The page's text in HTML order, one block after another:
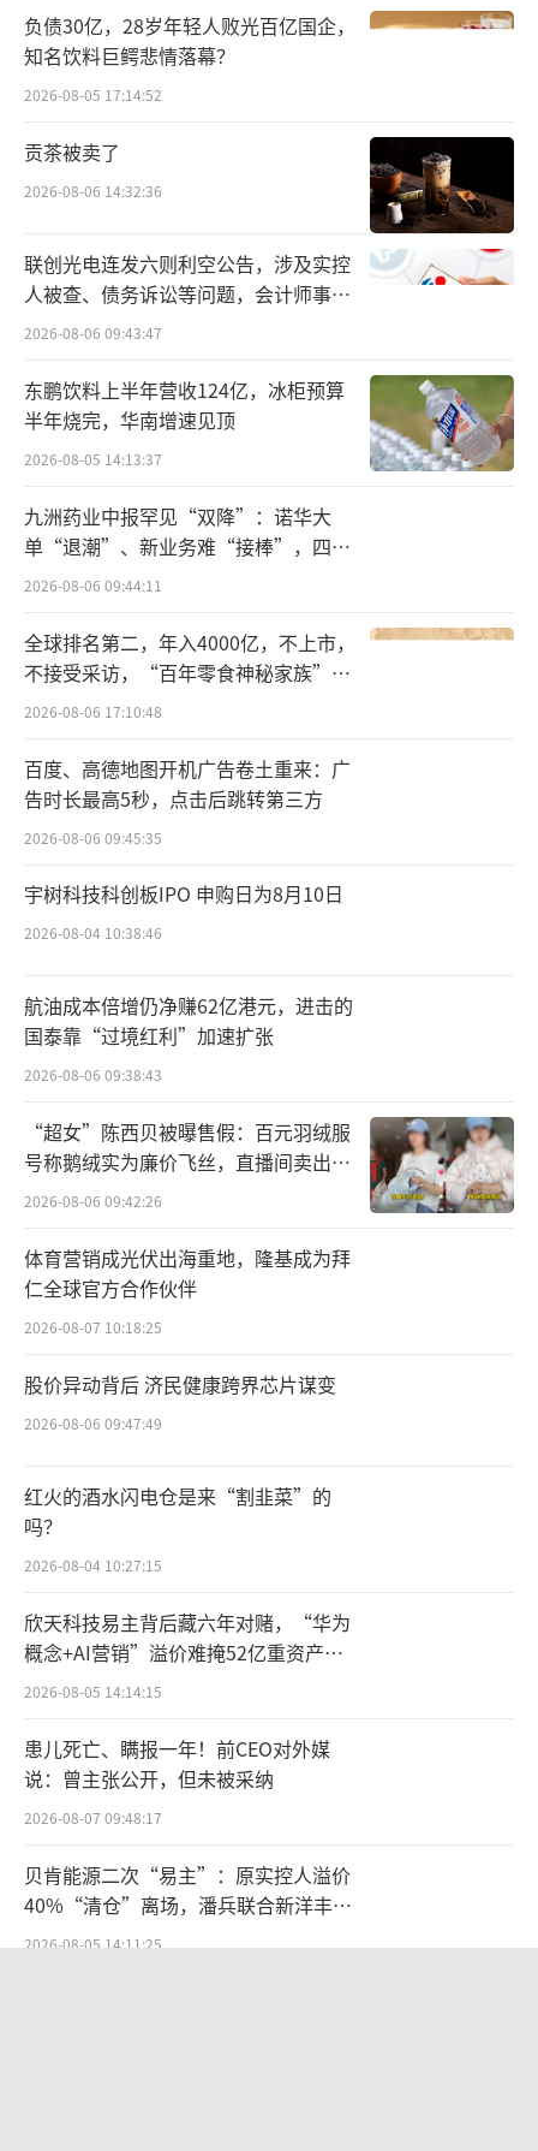
负债30亿，28岁年轻人败光百亿国企，
知名饮料巨鳄悲情落幕？
2026-08-05 17:14:52
贡茶被卖了
2026-08-06 14:32:36
联创光电连发六则利空公告，涉及实控
人被查、债务诉讼等问题，会计师事务
所曾出具“保留意见”
2026-08-06 09:43:47
东鹏饮料上半年营收124亿，冰柜预算
半年烧完，华南增速见顶
2026-08-05 14:13:37
九洲药业中报罕见“双降”：诺华大
单“退潮”、新业务难“接棒”，四大
难关待闯
2026-08-06 09:44:11
全球排名第二，年入4000亿，不上市，
不接受采访，“百年零食神秘家族”浮
出水面？
2026-08-06 17:10:48
百度、高德地图开机广告卷土重来：广
告时长最高5秒，点击后跳转第三方
2026-08-06 09:45:35
宇树科技科创板IPO 申购日为8月10日
2026-08-04 10:38:46
航油成本倍增仍净赚62亿港元，进击的
国泰靠“过境红利”加速扩张
2026-08-06 09:38:43
“超女”陈西贝被曝售假：百元羽绒服
号称鹅绒实为廉价飞丝，直播间卖出超
百万元
2026-08-06 09:42:26
体育营销成光伏出海重地，隆基成为拜
仁全球官方合作伙伴
2026-08-07 10:18:25
股价异动背后 济民健康跨界芯片谋变
2026-08-06 09:47:49
红火的酒水闪电仓是来“割韭菜”的
吗？
2026-08-04 10:27:15
欣天科技易主背后藏六年对赌，“华为
概念+AI营销”溢价难掩52亿重资产考
验
2026-08-05 14:14:15
患儿死亡、瞒报一年！前CEO对外媒
说：曾主张公开，但未被采纳
2026-08-07 09:48:17
贝肯能源二次“易主”：原实控人溢价
40%“清仓”离场，潘兵联合新洋丰、
宏科百世拟入主
2026-08-05 14:11:25